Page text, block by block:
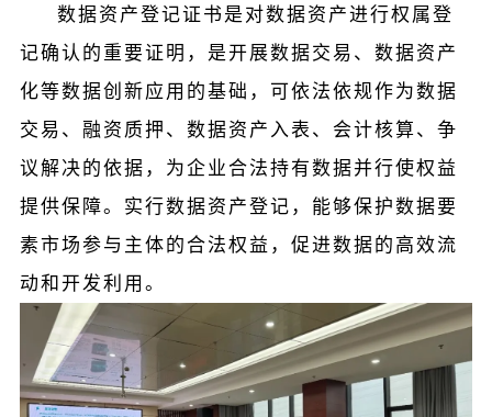
数据资产登记证书是对数据资产进行权属登
记确认的重要证明，是开展数据交易、数据资产
化等数据创新应用的基础，可依法依规作为数据
交易、融资质押、数据资产入表、会计核算、争
议解决的依据，为企业合法持有数据并行使权益
提供保障。实行数据资产登记，能够保护数据要
素市场参与主体的合法权益，促进数据的高效流
动和开发利用。